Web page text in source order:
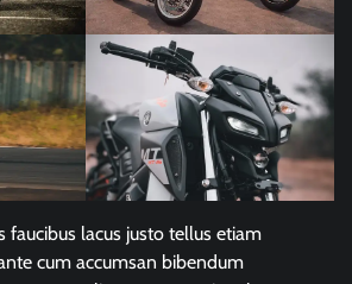
faucibus lacus justo tellus etiam
cum accumsan bibendum